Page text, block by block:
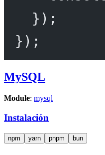
});
});
MySQL
Module: mysql
Instalación
npm yarn pnpm bun